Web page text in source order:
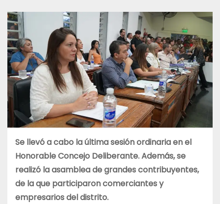
Se llevó a cabo la última sesión ordinaria en el
Honorable Concejo Deliberante. Además, se
realizó la asamblea de grandes contribuyentes,
de la que participaron comerciantes y
empresarios del distrito.